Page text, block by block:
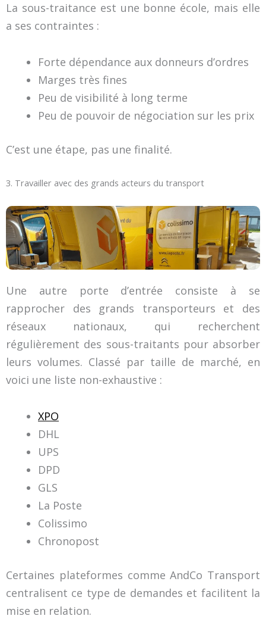
La sous-traitance est une bonne école, mais elle
a ses contraintes :
Forte dépendance aux donneurs d’ordres
Marges très fines
Peu de visibilité à long terme
Peu de pouvoir de négociation sur les prix
C’est une étape, pas une finalité.
3. Travailler avec des grands acteurs du transport
Une autre porte d’entrée consiste à se
rapprocher des grands transporteurs et des
réseaux nationaux, qui recherchent
régulièrement des sous-traitants pour absorber
leurs volumes. Classé par taille de marché, en
voici une liste non-exhaustive :
XPO
DHL
UPS
DPD
GLS
La Poste
Colissimo
Chronopost
Certaines plateformes comme AndCo Transport
centralisent ce type de demandes et facilitent la
mise en relation.